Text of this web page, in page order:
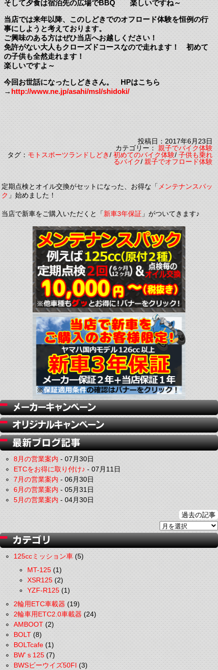
そして夕食は宿泊先の広場でBBQ 楽しいですね～
当店では来年以降、このしどきでのオフロード体験を恒例の行
事にしようと考えております。
ご興味のある方はぜひ当店へお越しください！
免許がない大人もクローズドコースなので走れます！ 初めて
の子供も全然走れます！
楽しいですよ～
今回お世話になったしどきさん。 HPはこちら
→http://www.ne.jp/asahi/msl/shidoki/
投稿日：2017年6月23日
カテゴリー：親子でバイク体験
タグ：モトスポーツランドしどき/初めてのバイク体験/子供も乗れ
るバイク/親子でオフロード体験
定期点検とオイル交換がセットになった、お得な「メンテナンスパッ
ク」始めました！
当店で新車をご購入いただくと「新車3年保証」がついてきます♪
8月の営業案内-07月30日
ETCをお得に取り付け♪-07月11日
7月の営業案内-06月30日
6月の営業案内-05月31日
5月の営業案内-04月30日
過去の記事
125ccミッション車(5)
MT-125(1)
XSR125(2)
YZF-R125(1)
2輪用ETC車載器(19)
2輪車用ETC2.0車載器(24)
AMBOOT(2)
BOLT(8)
BOLTcafe(1)
BW'ｓ125(7)
BWSビーウイズ50FI(3)